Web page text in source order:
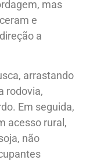
mas
e
a
arrastando
rodovia,
Em seguida,
acesso rural,
não